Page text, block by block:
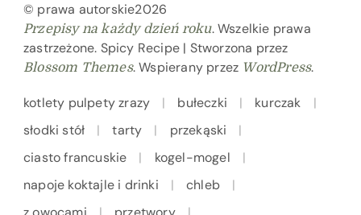
© prawa autorskie2026
Przepisy na każdy dzień roku. Wszelkie prawa
zastrzeżone. Spicy Recipe | Stworzona przez
Blossom Themes. Wspierany przez WordPress.
kotlety pulpety zrazy bułeczki
kurczak
słodki stół
tarty
przekąski
ciasto francuskie
kogel-mogel
napoje koktajle i drinki
chleb